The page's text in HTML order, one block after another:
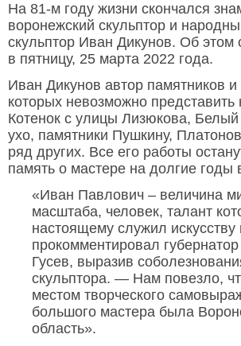
На 81-м году жизни скончался
воронежский скульптор и
скульптор Иван Дикунов. Об этом
в пятницу, 25 марта 2022 года.
Иван Дикунов автор памятников и
которых невозможно
Котенок с улицы Лизюкова,
ухо, памятники Пушкину,
ряд других. Все его работы
память о мастере на долгие годы
«Иван Павлович – величина
масштаба, человек, талант
настоящему служил
прокомментировал
Гусев, выразив
скульптора. — Нам повезло,
местом творческого
большого мастера была
область».